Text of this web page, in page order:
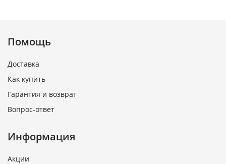
Помощь
Доставка
Как купить
Гарантия и возврат
Вопрос-ответ
Информация
Акции